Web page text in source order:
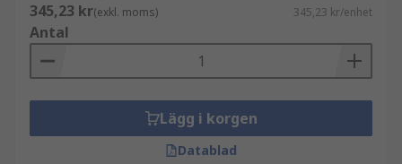
345,23 kr(exkl. moms) 345,23 kr/enhet
Antal
Lägg i korgen
Datablad